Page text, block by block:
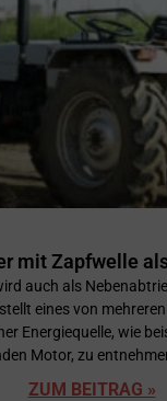
mit Zapfwelle
auch als
eines von
Energiequelle, wie
Motor, zu
ZUM BEITRAG »